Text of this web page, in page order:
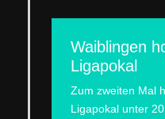
Waiblingen
Ligapokal
Zum zweiten Mal
Ligapokal unter